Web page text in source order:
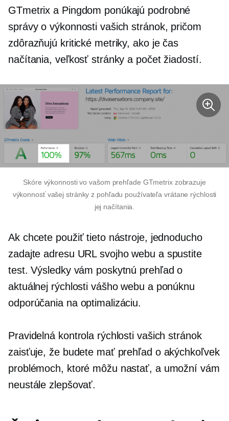
GTmetrix a Pingdom ponúkajú podrobné
správy o výkonnosti vašich stránok, pričom
zdôrazňujú kritické metriky, ako je čas
načítania, veľkosť stránky a počet žiadostí.
Skóre výkonnosti vo vašom prehľade GTmetrix zobrazuje
výkonnosť vašej stránky z pohľadu používateľa vrátane rýchlosti
jej načítania.
Ak chcete použiť tieto nástroje, jednoducho
zadajte adresu URL svojho webu a spustite
test. Výsledky vám poskytnú prehľad o
aktuálnej rýchlosti vášho webu a ponúknu
odporúčania na optimalizáciu.
Pravidelná kontrola rýchlosti vašich stránok
zaisťuje, že budete mať prehľad o akýchkoľvek
problémoch, ktoré môžu nastať, a umožní vám
neustále zlepšovať.